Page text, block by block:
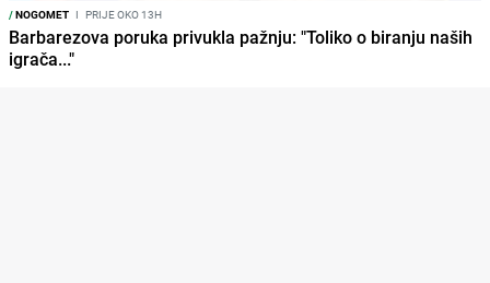
/NOGOMET I PRIJE OKO 13H
Barbarezova poruka privukla pažnju: "Toliko o biranju naših
igrača..."